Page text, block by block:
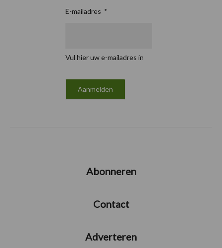
E-mailadres *
Vul hier uw e-mailadres in
Abonneren
Contact
Adverteren